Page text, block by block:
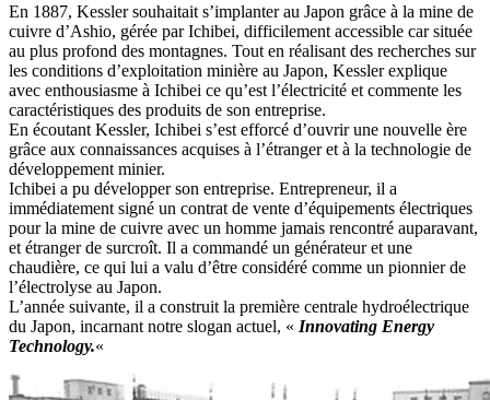
En 1887, Kessler souhaitait s’implanter au Japon grâce à la mine de
cuivre d’Ashio, gérée par Ichibei, difficilement accessible car située
au plus profond des montagnes. Tout en réalisant des recherches sur
les conditions d’exploitation minière au Japon, Kessler explique
avec enthousiasme à Ichibei ce qu’est l’électricité et commente les
caractéristiques des produits de son entreprise.
En écoutant Kessler, Ichibei s’est efforcé d’ouvrir une nouvelle ère
grâce aux connaissances acquises à l’étranger et à la technologie de
développement minier.
Ichibei a pu développer son entreprise. Entrepreneur, il a
immédiatement signé un contrat de vente d’équipements électriques
pour la mine de cuivre avec un homme jamais rencontré auparavant,
et étranger de surcroît. Il a commandé un générateur et une
chaudière, ce qui lui a valu d’être considéré comme un pionnier de
l’électrolyse au Japon.
L’année suivante, il a construit la première centrale hydroélectrique
du Japon, incarnant notre slogan actuel, « Innovating Energy
Technology.«